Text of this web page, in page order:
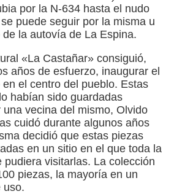
por la N-634 hasta el nudo
puede seguir por la misma u
la autovía de La Espina.
«La Castañar» consiguió,
años de esfuerzo, inaugurar el
el centro del pueblo. Estas
habían sido guardadas
vecina del mismo, Olvido
cuidó durante algunos años
decidió que estas piezas
en un sitio en el que toda la
pudiera visitarlas. La colección
piezas, la mayoría en un
uso.